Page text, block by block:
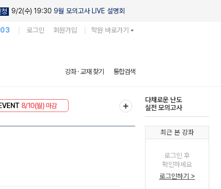
청 9/2(수) 19:30 9월 모의고사 LIVE 설명회
로그인 회원가입 학원 바로가기
강좌 · 교재 찾기 통합검색
8/10(월) 마감
다채로운 난도
실전 모의고사
최근 본 강좌
로그인 후
확인하세요
로그인하기 >